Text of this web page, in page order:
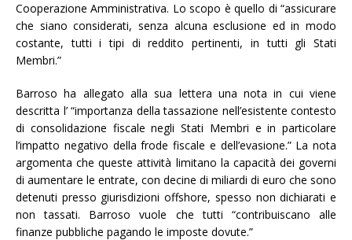
Cooperazione Amministrativa. Lo scopo è quello di “assicurare
che siano considerati, senza alcuna esclusione ed in modo
costante, tutti i tipi di reddito pertinenti, in tutti gli Stati
Membri.”
Barroso ha allegato alla sua lettera una nota in cui viene
descritta l’ “importanza della tassazione nell’esistente contesto
di consolidazione fiscale negli Stati Membri e in particolare
l’impatto negativo della frode fiscale e dell’evasione.” La nota
argomenta che queste attività limitano la capacità dei governi
di aumentare le entrate, con decine di miliardi di euro che sono
detenuti presso giurisdizioni offshore, spesso non dichiarati e
non tassati. Barroso vuole che tutti “contribuiscano alle
finanze pubbliche pagando le imposte dovute.”